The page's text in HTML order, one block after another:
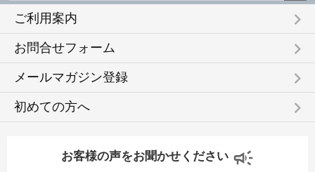
ご利用案内 keyboard_arrow_right
お問合せフォーム keyboard_arrow_right
メールマガジン登録 keyboard_arrow_right
初めての方へ keyboard_arrow_right
お客様の声をお聞かせください